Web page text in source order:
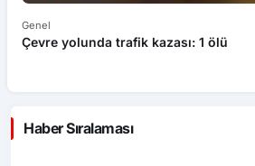
Genel
Çevre yolunda trafik kazası: 1 ölü
Haber Sıralaması